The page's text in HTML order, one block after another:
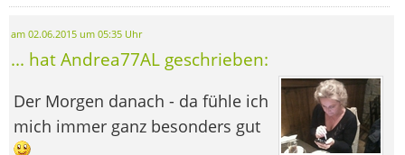
am 02.06.2015 um 05:35 Uhr
... hat Andrea77AL geschrieben:
Der Morgen danach - da fühle ich
mich immer ganz besonders gut